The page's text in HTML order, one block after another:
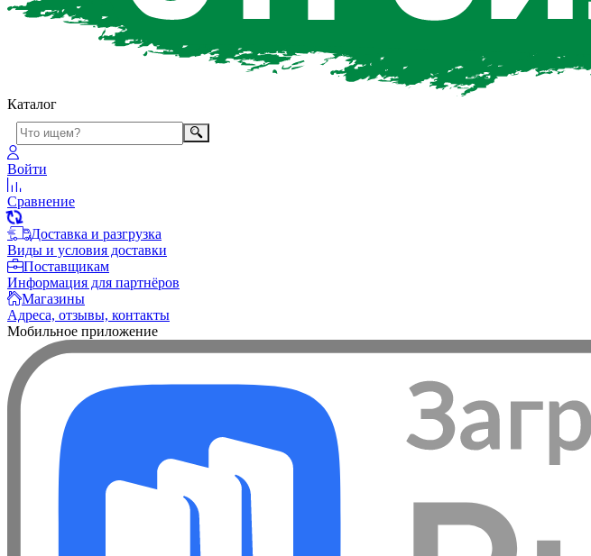
Каталог
Войти
Сравнение
Доставка и разгрузка
Виды и условия доставки
Поставщикам
Информация для партнёров
Магазины
Адреса, отзывы, контакты
Мобильное приложение